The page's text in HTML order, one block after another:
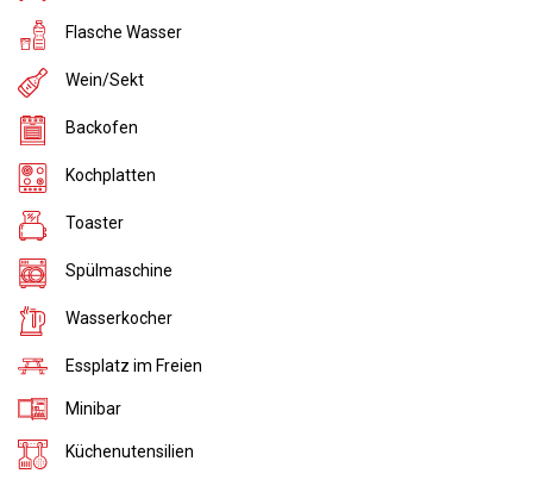
Flasche Wasser
Wein/Sekt
Backofen
Kochplatten
Toaster
Spülmaschine
Wasserkocher
Essplatz im Freien
Minibar
Küchenutensilien